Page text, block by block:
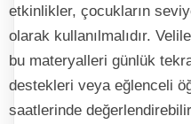
etkinlikler, çocukların
olarak kullanılmalıdır.
bu materyalleri günlük
destekleri veya eğlenceli
saatlerinde